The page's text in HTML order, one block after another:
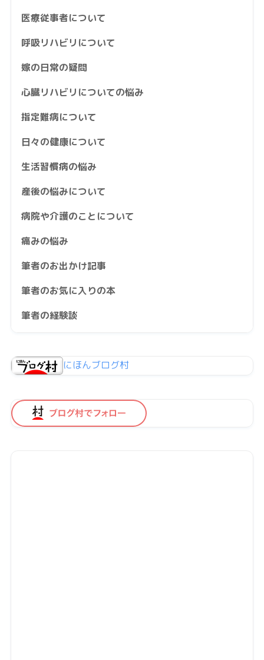
医療従事者について
呼吸リハビリについて
嫁の日常の疑問
心臓リハビリについての悩み
指定難病について
日々の健康について
生活習慣病の悩み
産後の悩みについて
病院や介護のことについて
痛みの悩み
筆者のお出かけ記事
筆者のお気に入りの本
筆者の経験談
にほんブログ村